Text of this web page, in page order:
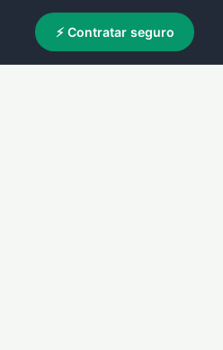
⚡ Contratar seguro